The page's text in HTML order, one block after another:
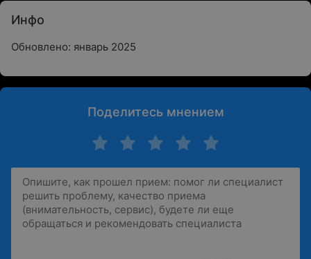
Инфо
Обновлено: январь 2025
Поделитесь мнением